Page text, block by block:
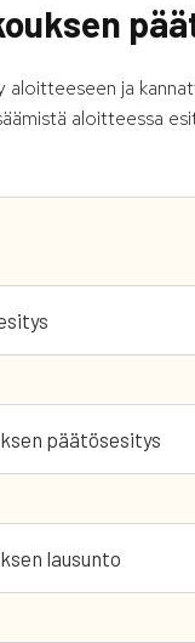
aloitteeseen ja
aloitteessa
päätösesitys
lausunto